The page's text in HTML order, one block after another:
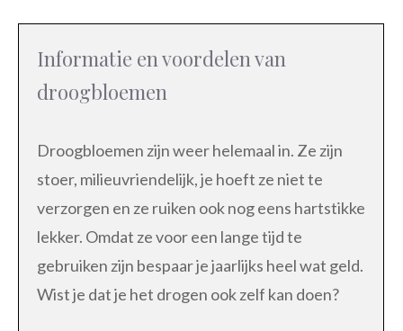
Informatie en voordelen van
droogbloemen
Droogbloemen zijn weer helemaal in. Ze zijn
stoer, milieuvriendelijk, je hoeft ze niet te
verzorgen en ze ruiken ook nog eens hartstikke
lekker. Omdat ze voor een lange tijd te
gebruiken zijn bespaar je jaarlijks heel wat geld.
Wist je dat je het drogen ook zelf kan doen?